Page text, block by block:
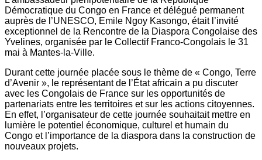
Démocratique du Congo en France et délégué permanent
auprès de l’UNESCO, Emile Ngoy Kasongo, était l’invité
exceptionnel de la Rencontre de la Diaspora Congolaise des
Yvelines, organisée par le Collectif Franco-Congolais le 31
mai à Mantes-la-Ville.
Durant cette journée placée sous le thème de « Congo, Terre
d’Avenir », le représentant de l’État africain a pu discuter
avec les Congolais de France sur les opportunités de
partenariats entre les territoires et sur les actions citoyennes.
En effet, l’organisateur de cette journée souhaitait mettre en
lumière le potentiel économique, culturel et humain du
Congo et l’importance de la diaspora dans la construction de
nouveaux projets.